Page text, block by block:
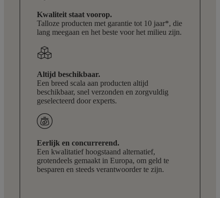
Kwaliteit staat voorop.
Talloze producten met garantie tot 10 jaar*, die
lang meegaan en het beste voor het milieu zijn.
Altijd beschikbaar.
Een breed scala aan producten altijd
beschikbaar, snel verzonden en zorgvuldig
geselecteerd door experts.
Eerlijk en concurrerend.
Een kwalitatief hoogstaand alternatief,
grotendeels gemaakt in Europa, om geld te
besparen en steeds verantwoorder te zijn.